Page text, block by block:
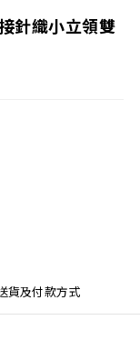
針織小立領雙
貨及付款方式